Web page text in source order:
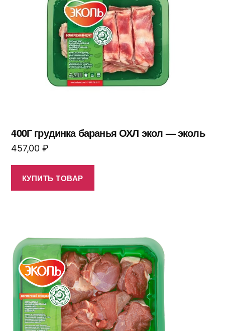
400Г грудинка баранья ОХЛ экол — эколь
457,00 ₽
КУПИТЬ ТОВАР